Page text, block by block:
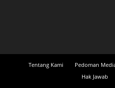
Tentang Kami Pedoman
Hak Jawab